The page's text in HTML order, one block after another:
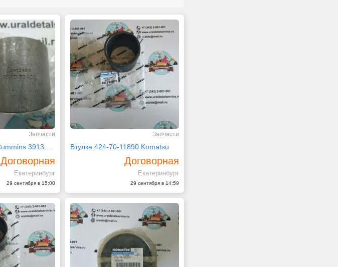
Запчасти
Договорная
Екатеринбург
29 сентября в 15:00
Запчасти
Втулка 424-70-11890 Komatsu
Договорная
Екатеринбург
29 сентября в 14:59